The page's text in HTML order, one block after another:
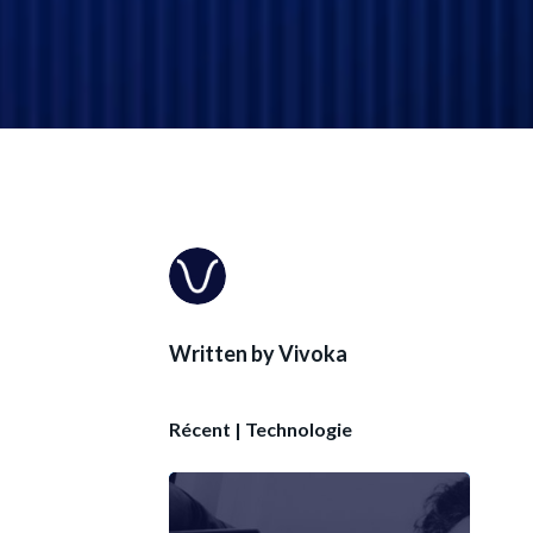
Written byVivoka
Récent | Technologie